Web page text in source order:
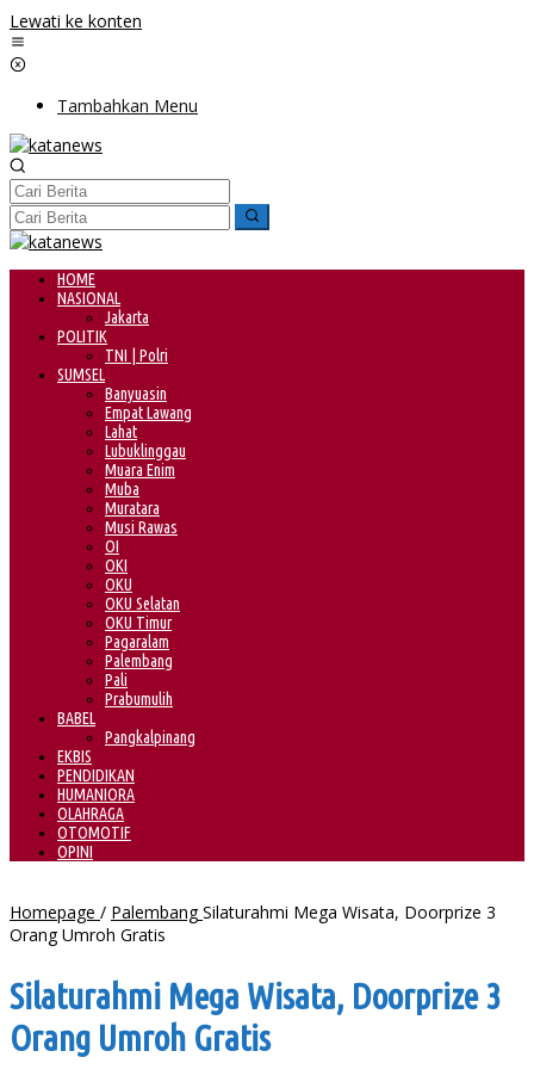
Lewati ke konten
Tambahkan Menu
HOME
NASIONAL
Jakarta
POLITIK
TNI | Polri
SUMSEL
Banyuasin
Empat Lawang
Lahat
Lubuklinggau
Muara Enim
Muba
Muratara
Musi Rawas
OI
OKI
OKU
OKU Selatan
OKU Timur
Pagaralam
Palembang
Pali
Prabumulih
BABEL
Pangkalpinang
EKBIS
PENDIDIKAN
HUMANIORA
OLAHRAGA
OTOMOTIF
OPINI
Homepage / Palembang Silaturahmi Mega Wisata, Doorprize 3
Orang Umroh Gratis
Silaturahmi Mega Wisata, Doorprize 3
Orang Umroh Gratis